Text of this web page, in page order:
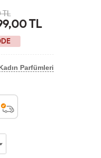
TL
Parfümleri